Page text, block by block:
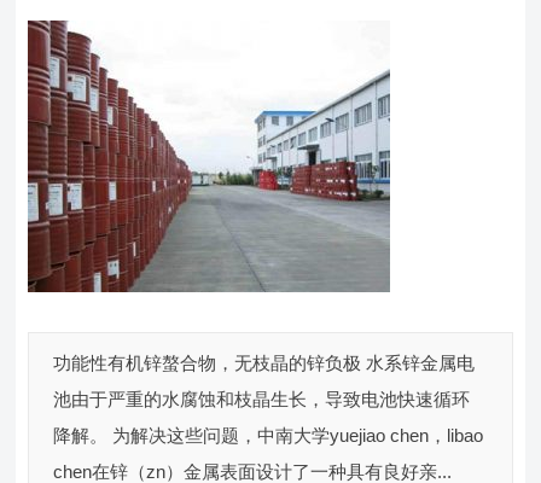
功能性有机锌螯合物，无枝晶的锌负极 水系锌金属电
池由于严重的水腐蚀和枝晶生长，导致电池快速循环
降解。 为解决这些问题，中南大学yuejiao chen，libao
chen在锌（zn）金属表面设计了一种具有良好亲...